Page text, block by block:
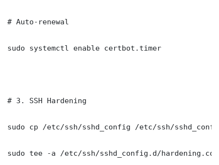
# Auto-renewal
sudo systemctl enable certbot.timer
# 3. SSH Hardening
sudo cp /etc/ssh/sshd_config /etc/ssh/
sudo tee -a /etc/ssh/sshd_config.d/